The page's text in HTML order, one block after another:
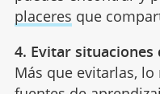
placeres que
4. Evitar
Más que evitarlas,